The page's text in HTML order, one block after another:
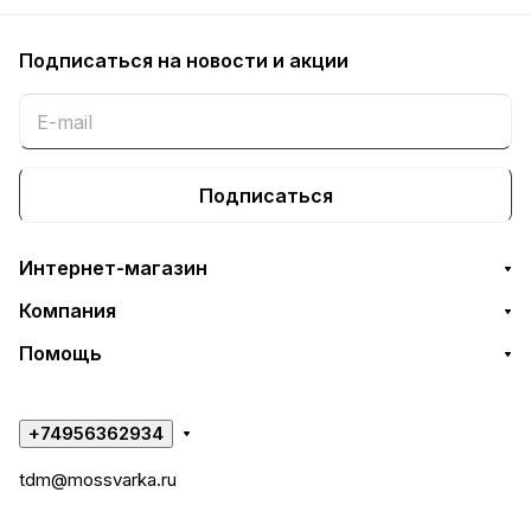
Подписаться на новости и акции
Подписаться
Интернет-магазин
Компания
Помощь
+74956362934
tdm@mossvarka.ru